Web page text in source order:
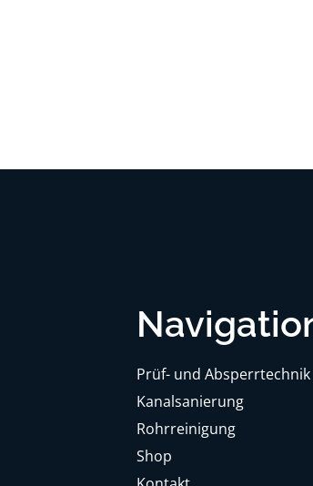
Prüf- und Absperrtechnik
Kanalsanierung
Rohrreinigung
Shop